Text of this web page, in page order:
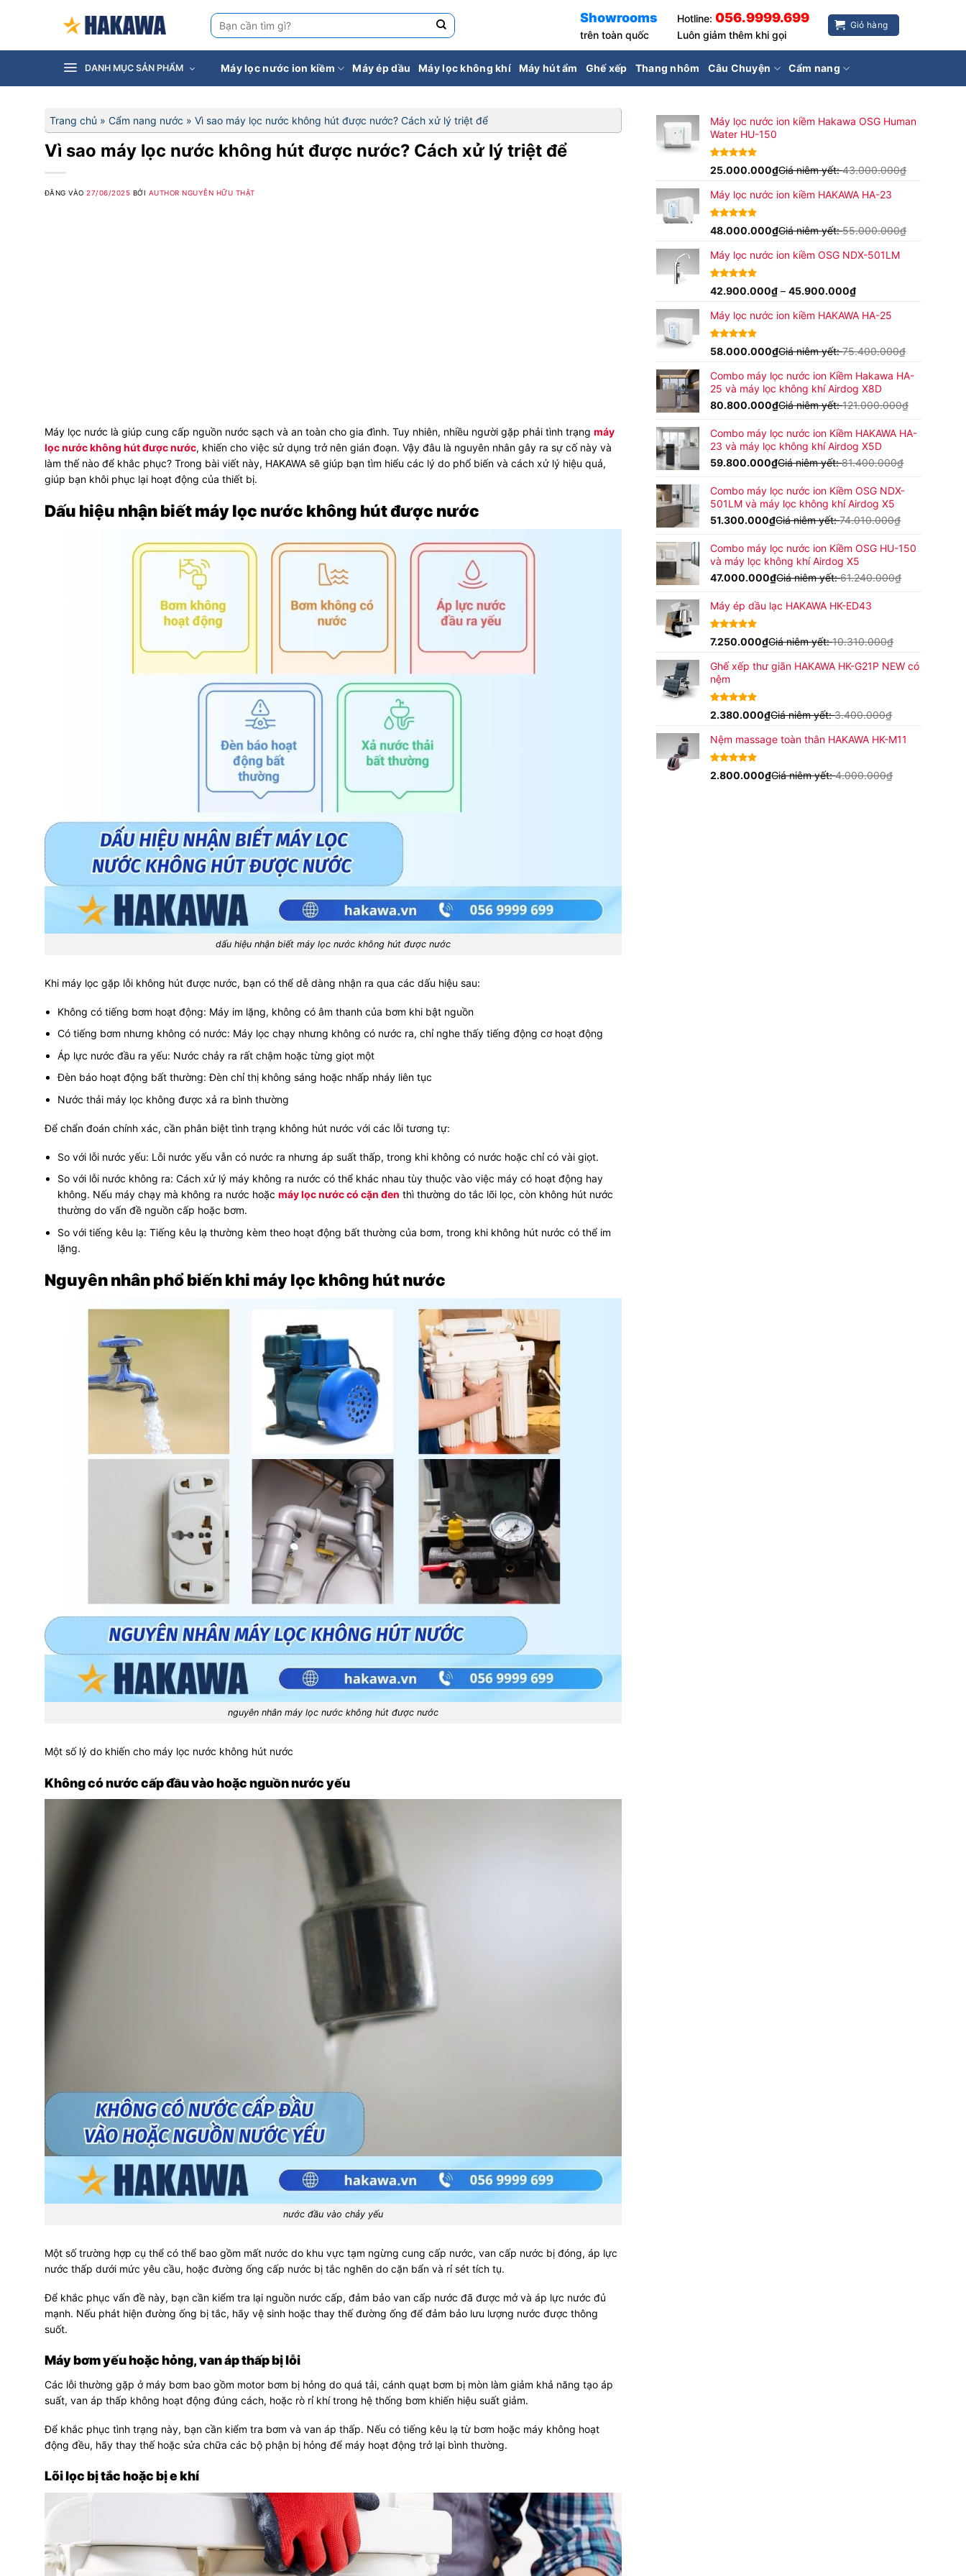
dung
Tìm
kiếm:
Showrooms
trên toàn quốc
Hotline:056.9999.699
Luôn giảm thêm khi gọi
Giỏ hàng
DANH MỤC SẢN PHẨM Máy lọc nước ion kiềm Máy ép dầu Máy lọc không khí Máy hút ẩm Ghế xếp Thang nhôm Câu Chuyện Cẩm nang
Trang chủ » Cẩm nang nước » Vì sao máy lọc nước không hút được nước? Cách xử lý triệt để
Vì sao máy lọc nước không hút được nước? Cách xử lý triệt để
ĐĂNG VÀO27/06/2025 BỞI AUTHOR NGUYỄN HỮU THẬT
Máy lọc nước là giúp cung cấp nguồn nước sạch và an toàn cho gia đình. Tuy nhiên, nhiều người gặp phải tình trạng máy
lọc nước không hút được nước, khiến cho việc sử dụng trở nên gián đoạn. Vậy đâu là nguyên nhân gây ra sự cố này và
làm thế nào để khắc phục? Trong bài viết này, HAKAWA sẽ giúp bạn tìm hiểu các lý do phổ biến và cách xử lý hiệu quả,
giúp bạn khôi phục lại hoạt động của thiết bị.
Dấu hiệu nhận biết máy lọc nước không hút được nước
dấu hiệu nhận biết máy lọc nước không hút được nước
Khi máy lọc gặp lỗi không hút được nước, bạn có thể dễ dàng nhận ra qua các dấu hiệu sau:
Không có tiếng bơm hoạt động: Máy im lặng, không có âm thanh của bơm khi bật nguồn
Có tiếng bơm nhưng không có nước: Máy lọc chạy nhưng không có nước ra, chỉ nghe thấy tiếng động cơ hoạt động
Áp lực nước đầu ra yếu: Nước chảy ra rất chậm hoặc từng giọt một
Đèn báo hoạt động bất thường: Đèn chỉ thị không sáng hoặc nhấp nháy liên tục
Nước thải máy lọc không được xả ra bình thường
Để chẩn đoán chính xác, cần phân biệt tình trạng không hút nước với các lỗi tương tự:
So với lỗi nước yếu: Lỗi nước yếu vẫn có nước ra nhưng áp suất thấp, trong khi không có nước hoặc chỉ có vài giọt.
So với lỗi nước không ra: Cách xử lý máy không ra nước có thể khác nhau tùy thuộc vào việc máy có hoạt động hay
không. Nếu máy chạy mà không ra nước hoặcmáy lọc nước có cặn đen thì thường do tắc lõi lọc, còn không hút nước
thường do vấn đề nguồn cấp hoặc bơm.
So với tiếng kêu lạ: Tiếng kêu lạ thường kèm theo hoạt động bất thường của bơm, trong khi không hút nước có thể im
lặng.
Nguyên nhân phổ biến khi máy lọc không hút nước
nguyên nhân máy lọc nước không hút được nước
Một số lý do khiến cho máy lọc nước không hút nước
Không có nước cấp đầu vào hoặc nguồn nước yếu
nước đầu vào chảy yếu
Một số trường hợp cụ thể có thể bao gồm mất nước do khu vực tạm ngừng cung cấp nước, van cấp nước bị đóng, áp lực
nước thấp dưới mức yêu cầu, hoặc đường ống cấp nước bị tắc nghẽn do cặn bẩn và rỉ sét tích tụ.
Để khắc phục vấn đề này, bạn cần kiểm tra lại nguồn nước cấp, đảm bảo van cấp nước đã được mở và áp lực nước đủ
mạnh. Nếu phát hiện đường ống bị tắc, hãy vệ sinh hoặc thay thế đường ống để đảm bảo lưu lượng nước được thông
suốt.
Máy bơm yếu hoặc hỏng, van áp thấp bị lỗi
Các lỗi thường gặp ở máy bơm bao gồm motor bơm bị hỏng do quá tải, cánh quạt bơm bị mòn làm giảm khả năng tạo áp
suất, van áp thấp không hoạt động đúng cách, hoặc rò rỉ khí trong hệ thống bơm khiến hiệu suất giảm.
Để khắc phục tình trạng này, bạn cần kiểm tra bơm và van áp thấp. Nếu có tiếng kêu lạ từ bơm hoặc máy không hoạt
động đều, hãy thay thế hoặc sửa chữa các bộ phận bị hỏng để máy hoạt động trở lại bình thường.
Lõi lọc bị tắc hoặc bị e khí
Máy lọc nước ion kiềm Hakawa OSG Human
Water HU-150
4.94trên 5
17
đánh giá
25.000.000₫Giá niêm yết:43.000.000₫
Máy lọc nước ion kiềm HAKAWA HA-23
5.00trên 5
16
đánh giá
48.000.000₫Giá niêm yết:55.000.000₫
Máy lọc nước ion kiềm OSG NDX-501LM
4.96trên 5
24
đánh giá
42.900.000₫ – 45.900.000₫Khoảng
từ
45.900.000₫
Máy lọc nước ion kiềm HAKAWA HA-25
4.92trên 5
24
đánh giá
58.000.000₫Giá niêm yết:75.400.000₫
Combo máy lọc nước ion Kiềm Hakawa HA-
25 và máy lọc không khí Airdog X8D
80.800.000₫Giá niêm yết:121.000.000₫
Combo máy lọc nước ion Kiềm HAKAWA HA-
23 và máy lọc không khí Airdog X5D
59.800.000₫Giá niêm yết:81.400.000₫
Combo máy lọc nước ion Kiềm OSG NDX-
501LM và máy lọc không khí Airdog X5
51.300.000₫Giá niêm yết:74.010.000₫
Combo máy lọc nước ion Kiềm OSG HU-150
và máy lọc không khí Airdog X5
47.000.000₫Giá niêm yết:61.240.000₫
Máy ép dầu lạc HAKAWA HK-ED43
4.80trên 5
15
đánh giá
7.250.000₫Giá niêm yết:10.310.000₫
Ghế xếp thư giãn HAKAWA HK-G21P NEW có
nệm
4.93trên 5
15
đánh giá
2.380.000₫Giá niêm yết:3.400.000₫
Nệm massage toàn thân HAKAWA HK-M11
4.63trên
16
2.800.000₫Giá niêm yết:4.000.000₫